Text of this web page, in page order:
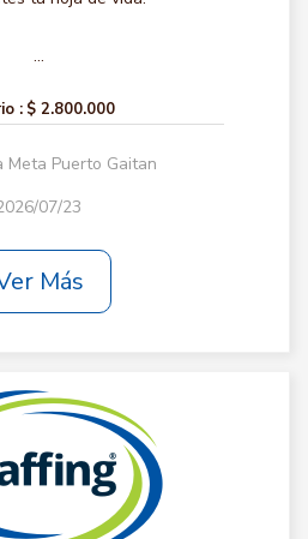
...
: $ 2.800.000
Meta Puerto Gaitan
07/23
Más